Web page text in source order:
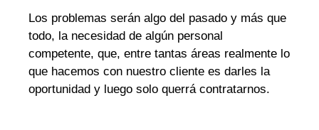
Los problemas serán algo del pasado y más que
todo, la necesidad de algún personal
competente, que, entre tantas áreas realmente lo
que hacemos con nuestro cliente es darles la
oportunidad y luego solo querrá contratarnos.